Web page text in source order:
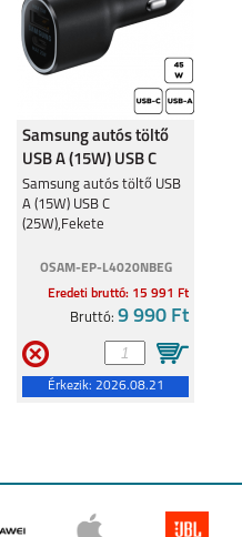
Samsung autós töltő
USB A (15W) USB C
(25W),Fekete
Samsung autós töltő USB
A (15W) USB C
(25W),Fekete
OSAM-EP-L4020NBEG
Eredeti bruttó: 15 991 Ft
Bruttó:9 990 Ft
Érkezik: 2026.08.21